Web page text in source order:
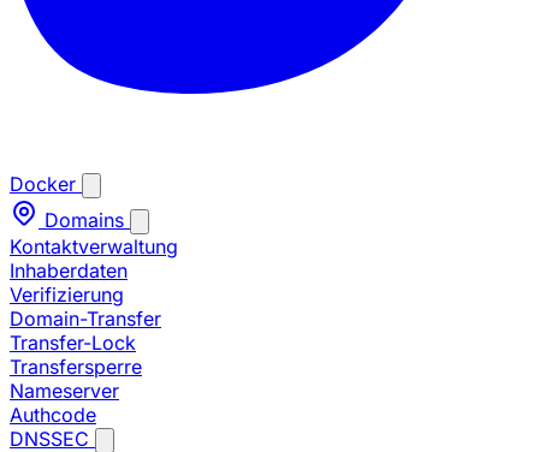
Docker
Domains
Kontaktverwaltung
Inhaberdaten
Verifizierung
Domain-Transfer
Transfer-Lock
Transfersperre
Nameserver
Authcode
DNSSEC